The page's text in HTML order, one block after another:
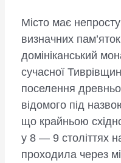
Місто має
визначних
домініканський
сучасної
поселення
відомого під
що крайньою
у 8 — 9 століттях
проходила через